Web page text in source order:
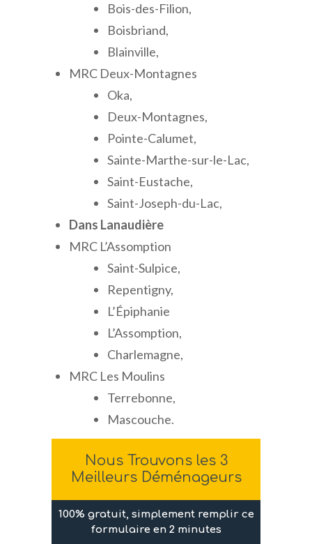
Bois-des-Filion,
Boisbriand,
Blainville,
MRC Deux-Montagnes
Oka,
Deux-Montagnes,
Pointe-Calumet,
Sainte-Marthe-sur-le-Lac,
Saint-Eustache,
Saint-Joseph-du-Lac,
Dans Lanaudière
MRC L’Assomption
Saint-Sulpice,
Repentigny,
L’Épiphanie
L’Assomption,
Charlemagne,
MRC Les Moulins
Terrebonne,
Mascouche.
Nous Trouvons les 3
Meilleurs Déménageurs
100% gratuit, simplement remplir ce
formulaire en 2 minutes